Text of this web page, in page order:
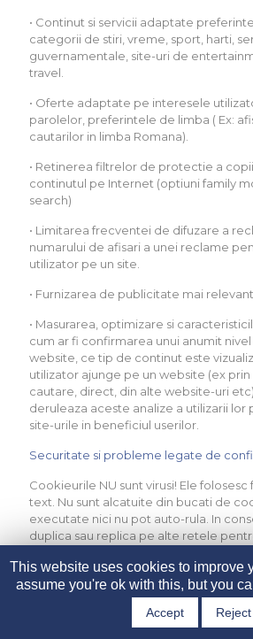
• Continut si servicii adaptate
categorii de stiri, vreme, sport, harti,
guvernamentale, site-uri de
travel.
• Oferte adaptate pe interesele
parolelor, preferintele de limba ( Ex:
cautarilor in limba Romana).
• Retinerea filtrelor de protectie a
continutul pe Internet (optiuni family
search)
• Limitarea frecventei de difuzare a
numarului de afisari a unei reclame
utilizator pe un site.
• Furnizarea de publicitate mai
• Masurarea, optimizare si
cum ar fi confirmarea unui anumit
website, ce tip de continut este
utilizator ajunge pe un website (ex
cautare, direct, din alte website-uri
deruleaza aceste analize a utilizarii lor
site-urile in beneficiul userilor.
Securitate si probleme legate de
Cookieurile NU sunt virusi! Ele
text. Nu sunt alcatuite din bucati de
executate nici nu pot auto-rula. In
duplica sau replica pe alte retele
nu pot fi considerate virusi.
Cookie-urile pot fi totusi folosite
Deoarece stocheaza informatii despre
This website uses cookies to improve
assume you're ok with this, but you
Accept Reject